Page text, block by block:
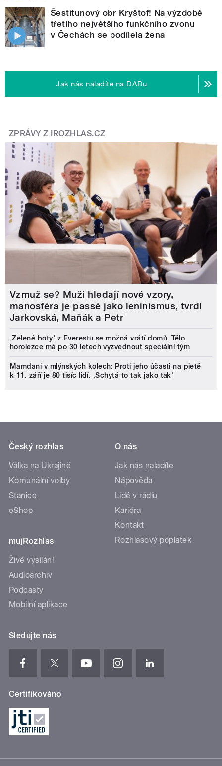
Šestitunový obr Kryštof! Na výzdobě
třetího největšího funkčního zvonu
v Čechách se podílela žena
Jak nás naladíte na DABu
ZPRÁVY Z IROZHLAS.CZ
Vzmuž se? Muži hledají nové vzory,
manosféra je passé jako leninismus, tvrdí
Jarkovská, Maňák a Petr
‚Zelené boty‘ z Everestu se možná vrátí domů. Tělo
horolezce má po 30 letech vyzvednout speciální tým
Mamdani v mlýnských kolech: Proti jeho účasti na pietě
k 11. září je 80 tisíc lidí. ‚Schytá to tak jako tak'
Český rozhlas
Válka na Ukrajině
Komunální volby
Stanice
eShop
mujRozhlas
Živé vysílání
Audioarchiv
Podcasty
Mobilní aplikace
O nás
Jak nás naladíte
Nápověda
Lidé v rádiu
Kariéra
Kontakt
Rozhlasový poplatek
Sledujte nás
Certifikováno